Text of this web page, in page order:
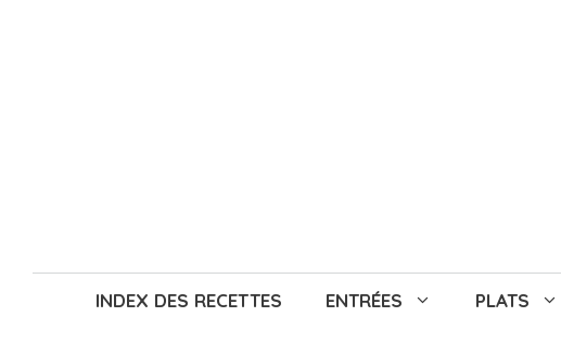
INDEX DES RECETTES ENTRÉES PLATS